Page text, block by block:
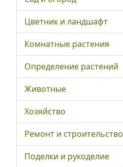
Цветник и ландшафт
Комнатные растения
Определение растений
Животные
Хозяйство
Ремонт и строительство
Поделки и рукоделие